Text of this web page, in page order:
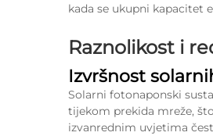
kada se ukupni kapacitet
Raznolikost i
Izvršnost
Solarni fotonaponski
tijekom prekida mreže,
izvanrednim uvjetima